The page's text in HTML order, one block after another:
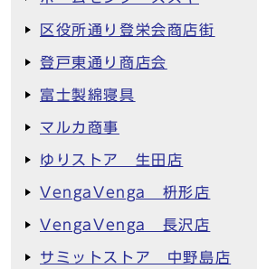
区役所通り登栄会商店街
登戸東通り商店会
富士製綿寝具
マルカ商事
ゆりストア 生田店
VengaVenga 枡形店
VengaVenga 長沢店
サミットストア 中野島店